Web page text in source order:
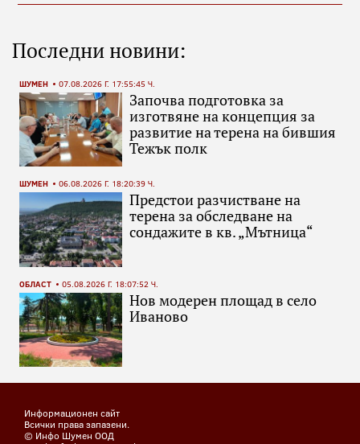
Последни новини:
ШУМЕН 07.08.2026 Г. 17:55:45 Ч.
Започва подготовка за
изготвяне на концепция за
развитие на терена на бившия
Тежък полк
ШУМЕН 06.08.2026 Г. 18:20:39 Ч.
Предстои разчистване на
терена за обследване на
сондажите в кв. „Мътница“
ОБЛАСТ 05.08.2026 Г. 18:07:52 Ч.
Нов модерен площад в село
Иваново
Информационен сайт
Всички права запазени.
© Инфо Шумен ООД